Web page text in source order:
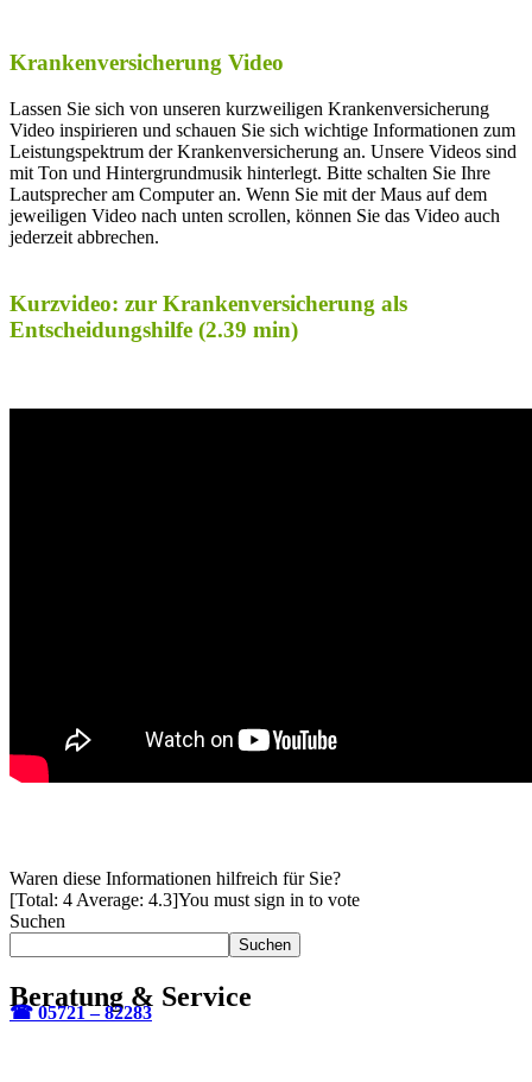
Krankenversicherung Video
Lassen Sie sich von unseren kurzweiligen Krankenversicherung
Video inspirieren und schauen Sie sich wichtige Informationen zum
Leistungspektrum der Krankenversicherung an. Unsere Videos sind
mit Ton und Hintergrundmusik hinterlegt. Bitte schalten Sie Ihre
Lautsprecher am Computer an. Wenn Sie mit der Maus auf dem
jeweiligen Video nach unten scrollen, können Sie das Video auch
jederzeit abbrechen.
Kurzvideo: zur Krankenversicherung als
Entscheidungshilfe (2.39 min)
Waren diese Informationen hilfreich für Sie?
[Total: 4 Average: 4.3]You must sign in to vote
Suchen
Suchen
Beratung & Service
☎ 05721 – 82283